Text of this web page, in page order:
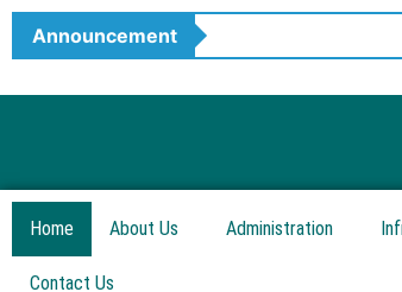
Skip
Announcement
Home About Us Administration
Contact Us